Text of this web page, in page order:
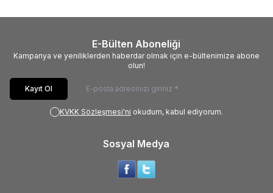
E-Bülten Aboneliği
Kampanya ve yeniliklerden haberdar olmak için e-bültenimize abone
olun!
Kayıt Ol
KVKK Sözleşmesi'ni okudum, kabul ediyorum.
Sosyal Medya